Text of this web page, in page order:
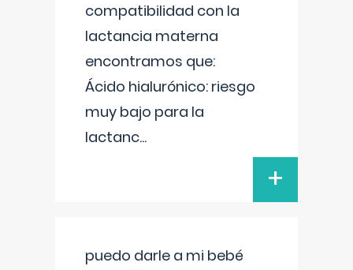
compatibilidad con la
lactancia materna
encontramos que:
Ácido hialurónico: riesgo
muy bajo para la
lactanc...
+
puedo darle a mi bebé